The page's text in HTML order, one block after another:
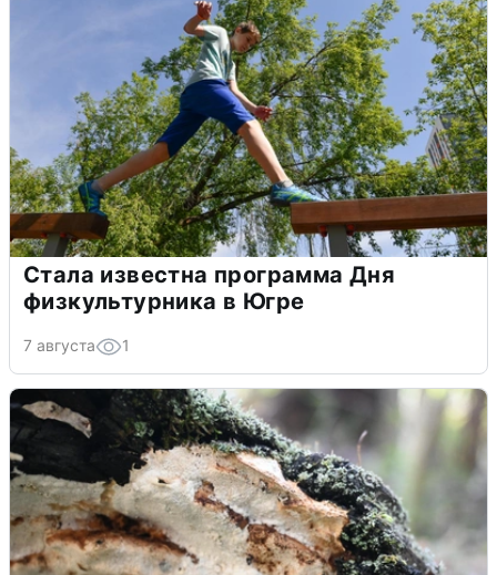
Стала известна программа Дня
физкультурника в Югре
7 августа 1